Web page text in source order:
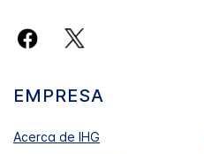
EMPRESA
Acerca de IHG